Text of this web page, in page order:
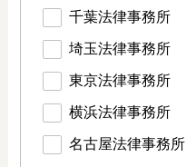
千葉法律事務所
埼玉法律事務所
東京法律事務所
横浜法律事務所
名古屋法律事務所